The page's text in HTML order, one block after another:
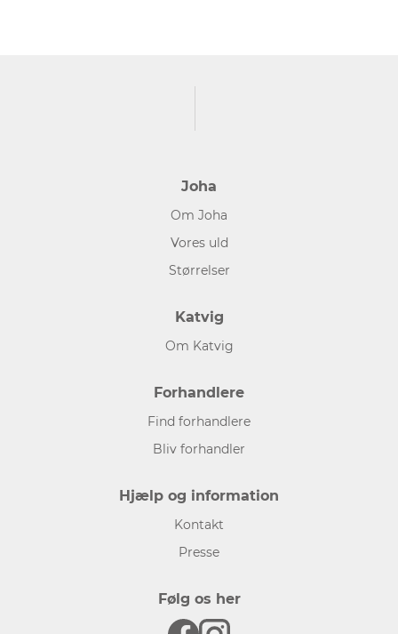
Joha
Om Joha
Vores uld
Størrelser
Katvig
Om Katvig
Forhandlere
Find forhandlere
Bliv forhandler
Hjælp og information
Kontakt
Presse
Følg os her